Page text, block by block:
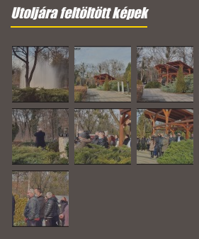
Utoljára feltöltött képek